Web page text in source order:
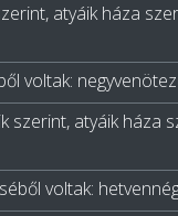
atyáik háza
voltak:
szerint, atyáik
voltak: